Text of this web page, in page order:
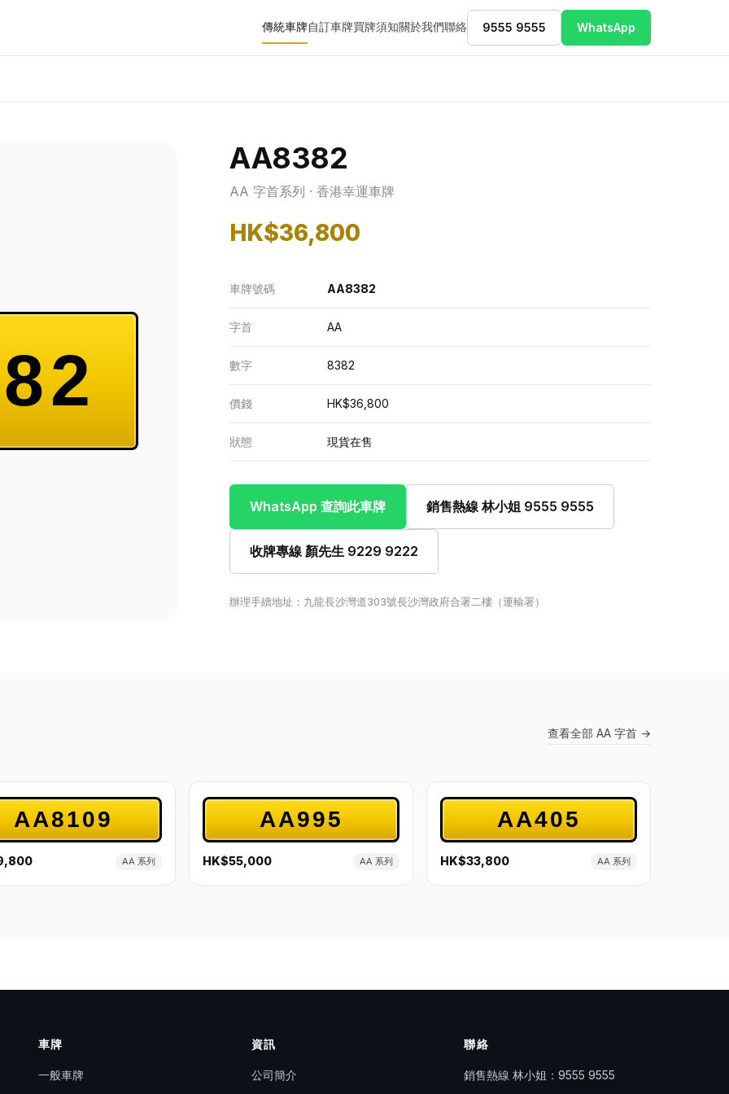
傳統車牌自訂車牌買牌須知關於我們聯絡 9555 9555 WhatsApp
AA8382
AA 字首系列 · 香港幸運車牌
HK$36,800
車牌號碼 AA8382
字首 AA
數字 8382
價錢 HK$36,800
狀態 現貨在售
WhatsApp 查詢此車牌 銷售熱線 林小姐 9555 9555
收牌專線 顏先生 9229 9222
辦理手續地址：九龍長沙灣道303號長沙灣政府合署二樓（運輸署）
查看全部 AA 字首 →
AA8109
AA 系列
AA995
HK$55,000 AA 系列
AA405
HK$33,800 AA 系列
車牌
一般車牌
資訊
公司簡介
聯絡
銷售熱線 林小姐：9555 9555